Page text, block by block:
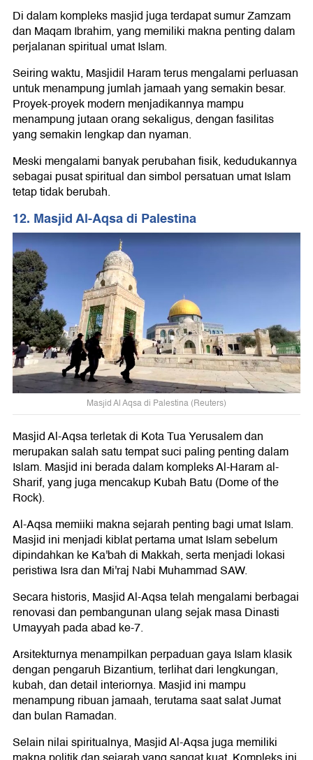
Di dalam kompleks masjid juga terdapat sumur Zamzam
dan Maqam Ibrahim, yang memiliki makna penting dalam
perjalanan spiritual umat Islam.
Seiring waktu, Masjidil Haram terus mengalami perluasan
untuk menampung jumlah jamaah yang semakin besar.
Proyek-proyek modern menjadikannya mampu
menampung jutaan orang sekaligus, dengan fasilitas
yang semakin lengkap dan nyaman.
Meski mengalami banyak perubahan fisik, kedudukannya
sebagai pusat spiritual dan simbol persatuan umat Islam
tetap tidak berubah.
12. Masjid Al-Aqsa di Palestina
Masjid Al Aqsa di Palestina (Reuters)
Masjid Al-Aqsa terletak di Kota Tua Yerusalem dan
merupakan salah satu tempat suci paling penting dalam
Islam. Masjid ini berada dalam kompleks Al-Haram al-
Sharif, yang juga mencakup Kubah Batu (Dome of the
Rock).
Al-Aqsa memiiki makna sejarah penting bagi umat Islam.
Masjid ini menjadi kiblat pertama umat Islam sebelum
dipindahkan ke Ka'bah di Makkah, serta menjadi lokasi
peristiwa Isra dan Mi'raj Nabi Muhammad SAW.
Secara historis, Masjid Al-Aqsa telah mengalami berbagai
renovasi dan pembangunan ulang sejak masa Dinasti
Umayyah pada abad ke-7.
Arsitekturnya menampilkan perpaduan gaya Islam klasik
dengan pengaruh Bizantium, terlihat dari lengkungan,
kubah, dan detail interiornya. Masjid ini mampu
menampung ribuan jamaah, terutama saat salat Jumat
dan bulan Ramadan.
Selain nilai spiritualnya, Masjid Al-Aqsa juga memiliki